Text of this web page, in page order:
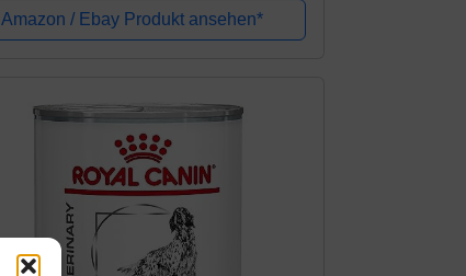
Amazon / Ebay Produkt ansehen*